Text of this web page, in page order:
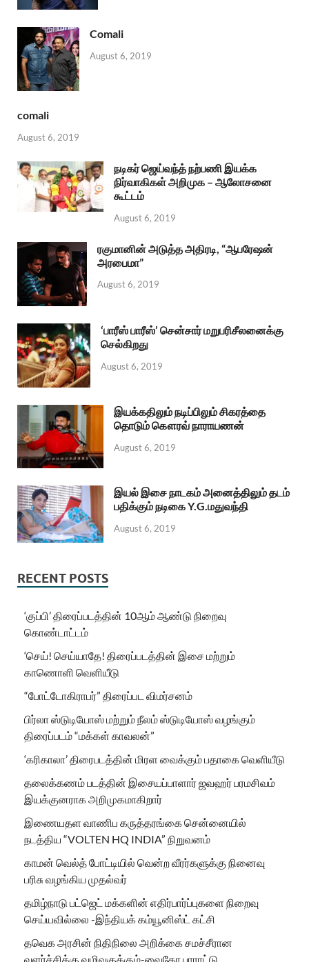
Comali
August 6, 2019
comali
August 6, 2019
நடிகர் ஜெய்வந்த் நற்பணி இயக்க
நிர்வாகிகள் அறிமுக – ஆலோசனை
கூட்டம்
August 6, 2019
ரகுமானின் அடுத்த அதிரடி, “ஆபரேஷன்
அரபைமா”
August 6, 2019
‘பாரீஸ் பாரீஸ்’ சென்சார் மறுபரிசீலனைக்கு
செல்கிறது
August 6, 2019
இயக்கதிலும் நடிப்பிலும் சிகரத்தை
தொடும் கௌரவ் நாராயணன்
August 6, 2019
இயல் இசை நாடகம் அனைத்திலும் தடம்
பதிக்கும் நடிகை Y.G.மதுவந்தி
August 6, 2019
RECENT POSTS
‘குப்பி’ திரைப்படத்தின் 10ஆம் ஆண்டு நிறைவு
கொண்டாட்டம்
‘செய்! செய்யாதே! திரைப்படத்தின் இசை மற்றும்
காணொளி வெளியீடு
“போட்டோகிராபர்” திரைப்பட விமர்சனம்
பிர்லா ஸ்டுடியோஸ் மற்றும் நீலம் ஸ்டுடியோஸ் வழங்கும்
திரைப்படம் “மக்கள் காவலன்”
‘கரிகாலா’ திரைபடத்தின் மிரள வைக்கும் பதாகை வெளியீடு
தலைக்கணம் படத்தின் இசையப்பாளார் ஜவஹர் பரமசிவம்
இயக்குனராக அறிமுகமாகிறார்
இணையதள வாணிப கருத்தரங்கை சென்னையில்
நடத்திய “VOLTEN HQ INDIA” நிறுவனம்
காமன் வெல்த் போட்டியில் வென்ற வீரர்களுக்கு நினைவு
பரிசு வழங்கிய முதல்வர்
தமிழ்நாடு பட்ஜெட் மக்களின் எதிர்பார்ப்புகளை நிறைவு
செய்யவில்லை -இந்தியக் கம்யூனிஸ்ட் கட்சி
தவெக அரசின் நிதிநிலை அறிக்கை சமச்சீரான
வளர்ச்சிக்கு வழிவகுக்கும்-வைகோ பாராட்டு